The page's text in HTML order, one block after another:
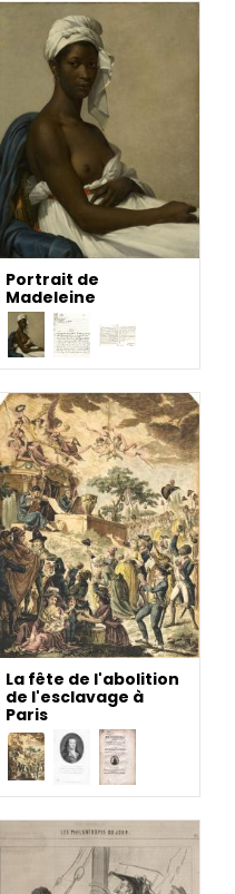
Portrait de
Madeleine
La fête de l'abolition
de l'esclavage à
Paris